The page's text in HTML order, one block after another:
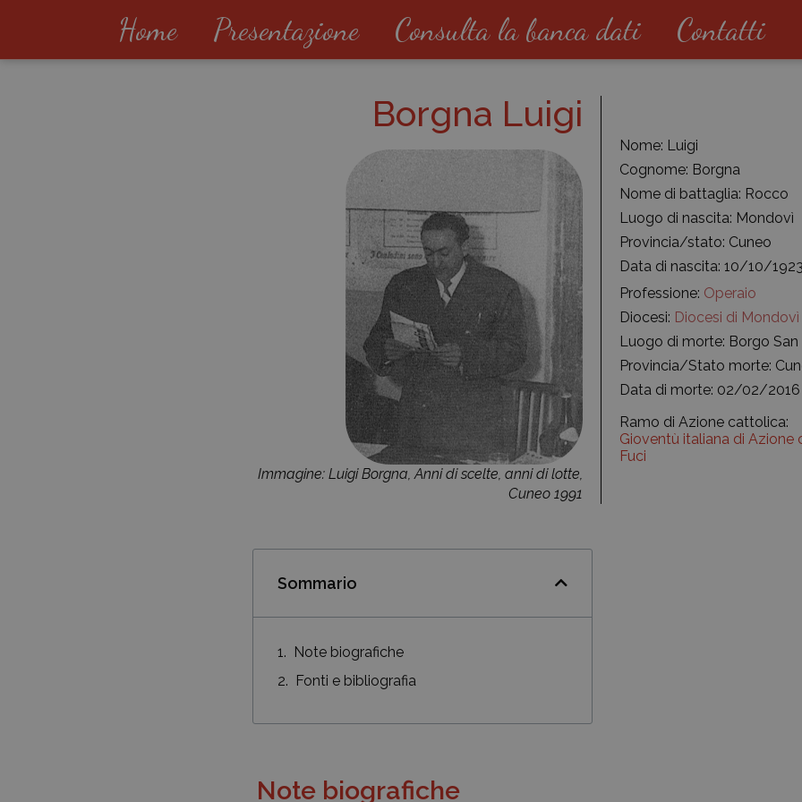
Home Presentazione Consulta la banca dati Contatti
Borgna Luigi
Immagine: Luigi Borgna, Anni di scelte, anni di lotte,
Cuneo 1991
Nome: Luigi
Cognome: Borgna
Nome di battaglia: Rocco
Luogo di nascita: Mondovì
Provincia/stato: Cuneo
Data di nascita: 10/10/1923
Professione: Operaio
Diocesi: Diocesi di Mondovì
Luogo di morte: Borgo
Provincia/Stato morte:
Data di morte: 02/02/2016
Ramo di Azione cattolica:
Gioventù italiana di Azione
Fuci
Sommario
Note biografiche
Fonti e bibliografia
Note biografiche